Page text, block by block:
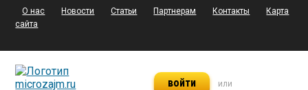
О нас Новости Статьи Партнерам Контакты
Карта
сайта
войти или